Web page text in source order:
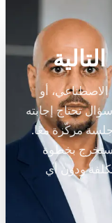
أو
تحتاج إجابته
مركّزة معًا.
بخطوة
ودون أي